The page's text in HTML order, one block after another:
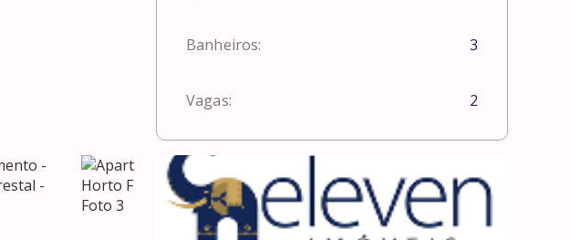
Banheiros: 3
Vagas: 2